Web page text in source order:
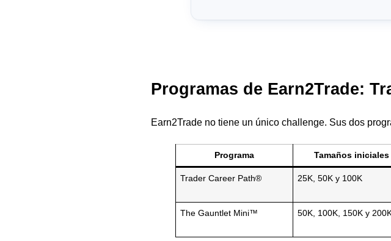
Programas de Earn2Trade:
Earn2Trade no tiene un único challenge. Sus dos
Programa Tamaños iniciales
Trader Career Path® 25K, 50K y 100K
The Gauntlet Mini™ 50K, 100K, 150K y